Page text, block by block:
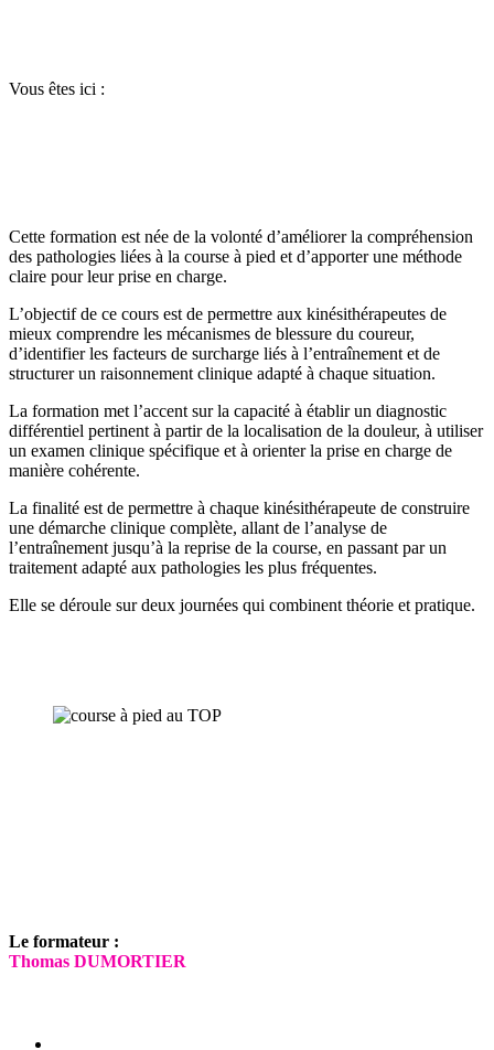
Vous êtes ici :
Cette formation est née de la volonté d’améliorer la compréhension
des pathologies liées à la course à pied et d’apporter une méthode
claire pour leur prise en charge.
L’objectif de ce cours est de permettre aux kinésithérapeutes de
mieux comprendre les mécanismes de blessure du coureur,
d’identifier les facteurs de surcharge liés à l’entraînement et de
structurer un raisonnement clinique adapté à chaque situation.
La formation met l’accent sur la capacité à établir un diagnostic
différentiel pertinent à partir de la localisation de la douleur, à utiliser
un examen clinique spécifique et à orienter la prise en charge de
manière cohérente.
La finalité est de permettre à chaque kinésithérapeute de construire
une démarche clinique complète, allant de l’analyse de
l’entraînement jusqu’à la reprise de la course, en passant par un
traitement adapté aux pathologies les plus fréquentes.
Elle se déroule sur deux journées qui combinent théorie et pratique.
Le formateur :
Thomas DUMORTIER